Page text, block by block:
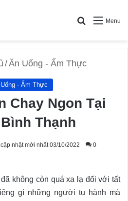
Menu
Search for
/Ăn Uống - Ẩm Thực
- Ẩm Thực
Chay Ngon Tại
Thạnh
cập nhật mới nhất 03/10/2022 0
không còn quá xa lạ đối với tất
gì những người tu hành mà